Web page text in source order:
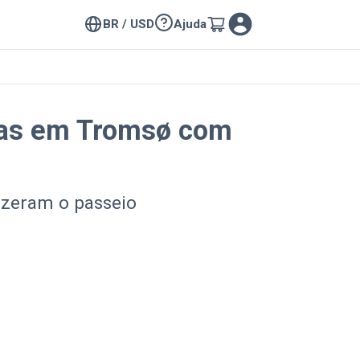
BR / USD Ajuda
em Tromsø com
o passeio